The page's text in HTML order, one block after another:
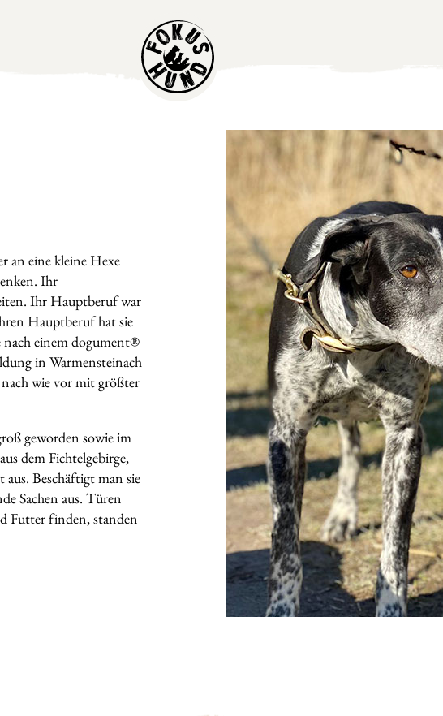
an eine kleine Hexe
Ihr
Ihr Hauptberuf war
Hauptberuf hat sie
nach einem dogument®
in Warmensteinach
wie vor mit größter
geworden sowie im
dem Fichtelgebirge,
Beschäftigt man sie
Sachen aus. Türen
Futter finden, standen